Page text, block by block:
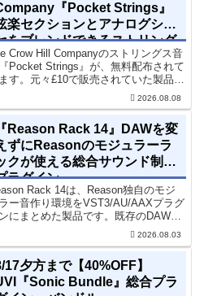
『Pocket Strings』
楽セクションとアナログシン
をブレンドできるストリング
音源プラグイン
Crow Hill Companyのストリングス音
Pocket Strings』が、無料配布されて
す。元々£10で販売されていた製品で
。『Pocket Strings』についてPocket
2026.08.08
『Reason Rack 14』DAWを変
ずにReasonのモジュラーラ
クが使える総合サウンド制作
ラグイン
Rack 14は、Reason独自のモジ
ー音作り環境をVST3/AU/AAXプラグ
にまとめた製品です。既存のDAWを
り換えることなく、68種類のシンセや
追加できます。通常199...
2026.08.03
17夕方まで【40%OFF】
『Sonic Bundle』総合プラ